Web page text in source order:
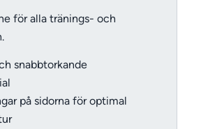
för alla tränings- och
snabbtorkande
på sidorna för optimal